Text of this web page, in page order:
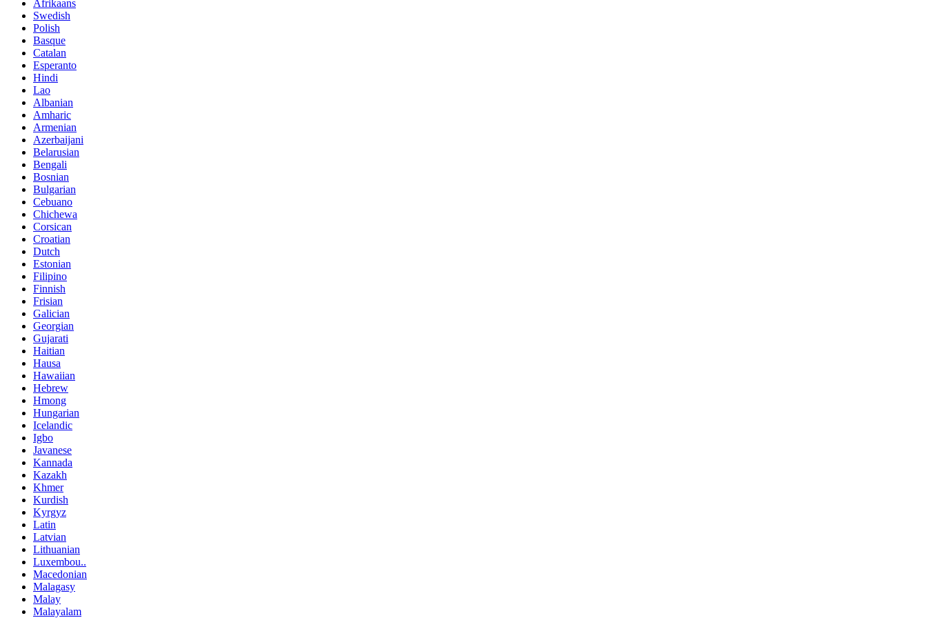
Afrikaans
Swedish
Polish
Basque
Catalan
Esperanto
Hindi
Lao
Albanian
Amharic
Armenian
Azerbaijani
Belarusian
Bengali
Bosnian
Bulgarian
Cebuano
Chichewa
Corsican
Croatian
Dutch
Estonian
Filipino
Finnish
Frisian
Galician
Georgian
Gujarati
Haitian
Hausa
Hawaiian
Hebrew
Hmong
Hungarian
Icelandic
Igbo
Javanese
Kannada
Kazakh
Khmer
Kurdish
Kyrgyz
Latin
Latvian
Lithuanian
Luxembou..
Macedonian
Malagasy
Malay
Malayalam